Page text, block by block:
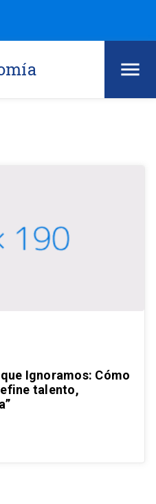
Ignoramos: Cómo
talento,